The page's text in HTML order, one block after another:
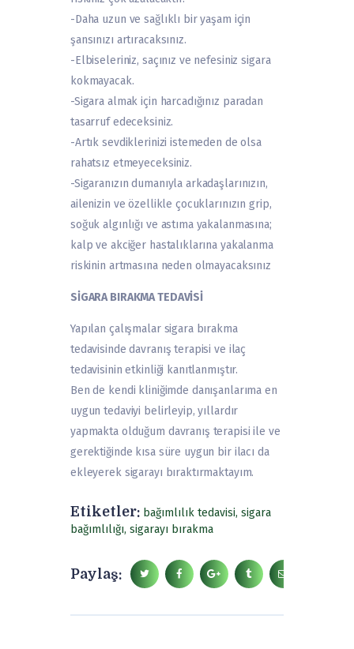
-Daha uzun ve sağlıklı bir yaşam için
şansınızı artıracaksınız.
-Elbiseleriniz, saçınız ve nefesiniz sigara
kokmayacak.
-Sigara almak için harcadığınız paradan
tasarruf edeceksiniz.
-Artık sevdiklerinizi istemeden de olsa
rahatsız etmeyeceksiniz.
-Sigaranızın dumanıyla arkadaşlarınızın,
ailenizin ve özellikle çocuklarınızın grip,
soğuk algınlığı ve astıma yakalanmasına;
kalp ve akciğer hastalıklarına yakalanma
riskinin artmasına neden olmayacaksınız
SİGARA BIRAKMA TEDAVİSİ
Yapılan çalışmalar sigara bırakma
tedavisinde davranış terapisi ve ilaç
tedavisinin etkinliği kanıtlanmıştır.
Ben de kendi kliniğimde danışanlarıma en
uygun tedaviyi belirleyip, yıllardır
yapmakta olduğum davranış terapisi ile ve
gerektiğinde kısa süre uygun bir ilacı da
ekleyerek sigarayı bıraktırmaktayım.
Etiketler: bağımlılık tedavisi, sigara
bağımlılığı, sigarayı bırakma
Paylaş: